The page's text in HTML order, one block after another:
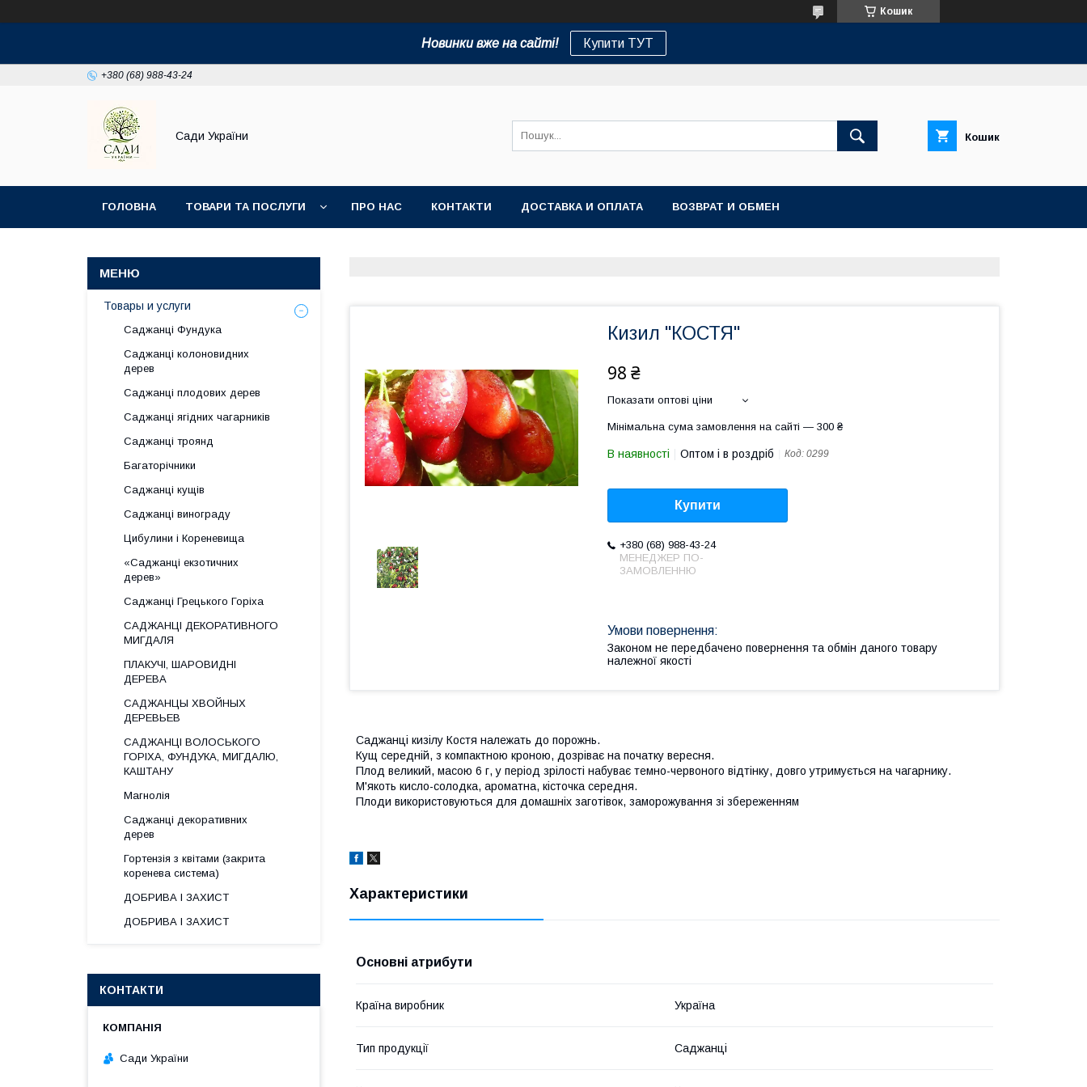
Кошик
Новинки вже на сайті! Купити ТУТ
+380 (68) 988-43-24
Сади України Кошик
ГОЛОВНА ТОВАРИ ТА ПОСЛУГИ ПРО НАС КОНТАКТИ ДОСТАВКА И ОПЛАТА ВОЗВРАТ И ОБМЕН
Кизил "КОСТЯ"
98 ₴
Показати оптові ціни
Мінімальна сума замовлення на сайті — 300 ₴
В наявності Оптом і в роздріб Код: 0299
Купити
+380 (68) 988-43-24
МЕНЕДЖЕР ПО-
ЗАМОВЛЕННЮ
Законом не передбачено повернення та обмін даного товару
належної якості
Саджанці кизілу Костя належать до порожнь.
Кущ середній, з компактною кроною, дозріває на початку вересня.
Плод великий, масою 6 г, у період зрілості набуває темно-червоного відтінку, довго утримується на чагарнику.
М'якоть кисло-солодка, ароматна, кісточка середня.
Плоди використовуються для домашніх заготівок, заморожування зі збереженням
Характеристики
Основні атрибути
Країна виробник Україна
Тип продукції Саджанці
Товары и услуги
Саджанці Фундука
Саджанці колоновидних
дерев
Саджанці плодових дерев
Саджанці ягідних чагарників
Саджанці троянд
Багаторічники
Саджанці кущів
Саджанці винограду
Цибулини і Кореневища
«Саджанці екзотичних
дерев»
Саджанці Грецького Горіха
САДЖАНЦІ ДЕКОРАТИВНОГО
МИГДАЛЯ
ПЛАКУЧІ, ШАРОВИДНІ
ДЕРЕВА
САДЖАНЦЫ ХВОЙНЫХ
ДЕРЕВЬЕВ
САДЖАНЦІ ВОЛОСЬКОГО
ГОРІХА, ФУНДУКА, МИГДАЛЮ,
КАШТАНУ
Магнолія
Саджанці декоративних
дерев
Гортензія з квітами (закрита
коренева система)
ДОБРИВА І ЗАХИСТ
ДОБРИВА І ЗАХИСТ
КОНТАКТИ
Сади України